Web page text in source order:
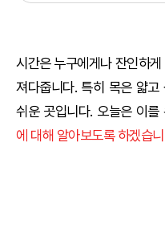
시간은 누구에게나 잔인하
져다줍니다. 특히 목은 얇
쉬운 곳입니다. 오늘은 이를
에 대해 알아보도록 하겠습